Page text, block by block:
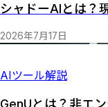
シャドーAIとは？
2026年7月 17 日
AIツール解説
GenUとは？非エ